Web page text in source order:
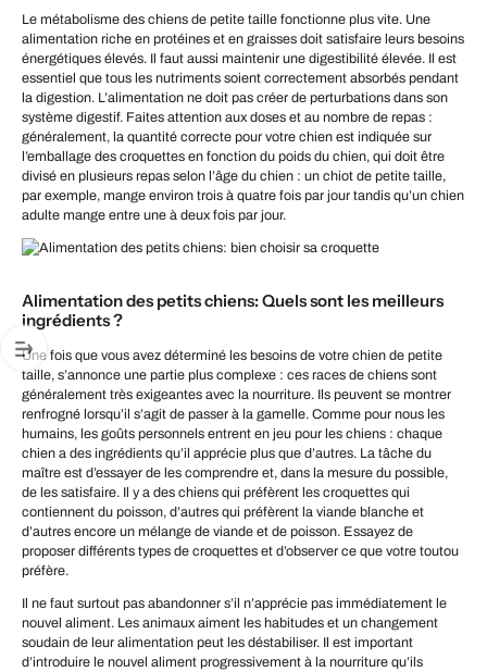
Le métabolisme des chiens de petite taille fonctionne plus vite. Une
alimentation riche en protéines et en graisses doit satisfaire leurs besoins
énergétiques élevés. Il faut aussi maintenir une digestibilité élevée. Il est
essentiel que tous les nutriments soient correctement absorbés pendant
la digestion. L’alimentation ne doit pas créer de perturbations dans son
système digestif. Faites attention aux doses et au nombre de repas :
généralement, la quantité correcte pour votre chien est indiquée sur
l’emballage des croquettes en fonction du poids du chien, qui doit être
divisé en plusieurs repas selon l’âge du chien : un chiot de petite taille,
par exemple, mange environ trois à quatre fois par jour tandis qu’un chien
adulte mange entre une à deux fois par jour.
Alimentation des petits chiens: Quels sont les meilleurs
ingrédients ?
Une fois que vous avez déterminé les besoins de votre chien de petite
taille, s’annonce une partie plus complexe : ces races de chiens sont
généralement très exigeantes avec la nourriture. Ils peuvent se montrer
renfrogné lorsqu’il s’agit de passer à la gamelle. Comme pour nous les
humains, les goûts personnels entrent en jeu pour les chiens : chaque
chien a des ingrédients qu’il apprécie plus que d’autres. La tâche du
maître est d’essayer de les comprendre et, dans la mesure du possible,
de les satisfaire. Il y a des chiens qui préfèrent les croquettes qui
contiennent du poisson, d’autres qui préfèrent la viande blanche et
d’autres encore un mélange de viande et de poisson. Essayez de
proposer différents types de croquettes et d’observer ce que votre toutou
préfère.
Il ne faut surtout pas abandonner s’il n’apprécie pas immédiatement le
nouvel aliment. Les animaux aiment les habitudes et un changement
soudain de leur alimentation peut les déstabiliser. Il est important
d’introduire le nouvel aliment progressivement à la nourriture qu’ils